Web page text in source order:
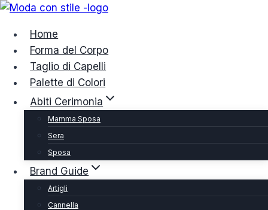
Salta
contenuto
Home
Forma del Corpo
Taglio di Capelli
Palette di Colori
Abiti Cerimonia
Mamma Sposa
Sera
Sposa
Brand Guide
Artigli
Cannella